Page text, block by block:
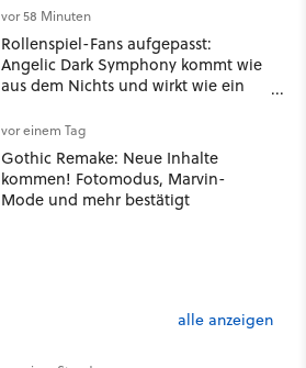
vor 58 Minuten
Rollenspiel-Fans aufgepasst:
Angelic Dark Symphony kommt wie
aus dem Nichts und wirkt wie ein
Mass Effect
vor einem Tag
Gothic Remake: Neue Inhalte
kommen! Fotomodus, Marvin-
Mode und mehr bestätigt
alle anzeigen